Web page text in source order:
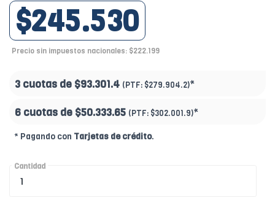
$245.530
Precio sin impuestos nacionales: $222.199
3 cuotas de $93.301.4 (PTF: $279.904.2)*
6 cuotas de $50.333.65 (PTF: $302.001.9)*
* Pagando con Tarjetas de crédito.
Cantidad